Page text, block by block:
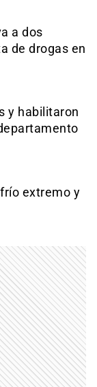
a dos
de drogas en
y habilitaron
extremo y